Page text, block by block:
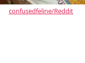
confusedfeline/Reddit